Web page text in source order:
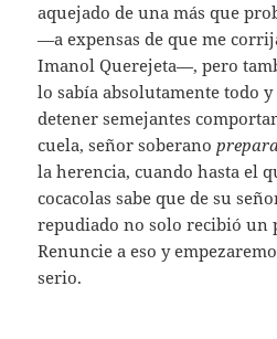
aquejado de una más que
—a expensas de que me
Imanol Querejeta—, pero
lo sabía absolutamente todo
detener semejantes
cuela, señor soberano
la herencia, cuando hasta el
cocacolas sabe que de su
repudiado no solo recibió un
Renuncie a eso y
serio.